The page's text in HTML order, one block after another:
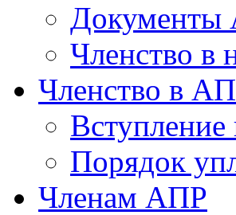
Членство в
Членство в
Порядок
Членам АПР